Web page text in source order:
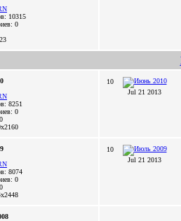
10315
0
8251
0
10
Jul 21 2013
8074
0
10
Jul 21 2013